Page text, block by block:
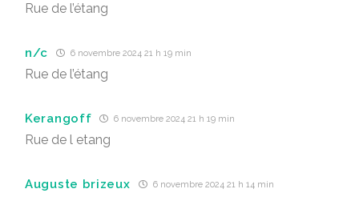
Rue de l’étang
n/c 6 novembre 2024 21 h 19 min
Rue de l’étang
Kerangoff 6 novembre 2024 21 h 19 min
Rue de l etang
Auguste brizeux 6 novembre 2024 21 h 14 min